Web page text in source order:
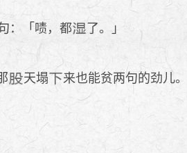
：「啧，都 了。」
天塌 来也能贫两句的劲儿。